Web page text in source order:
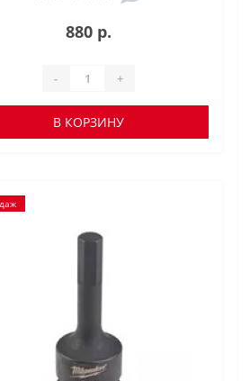
880 р.
- +
В КОРЗИНУ